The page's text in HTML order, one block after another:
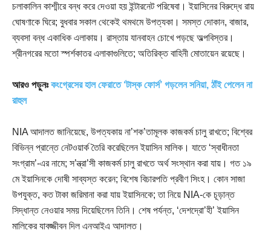
চলাকালিন কাশ্মীরে বন্ধ করে দেওয়া হয় ইন্টারনেট পরিষেবা। ইয়াসিনের বিরুদ্ধে রায়
ঘোষণাকে ঘিরে; বুধবার সকাল থেকেই থমথমে উপত্যকা। সমস্ত দোকান, বাজার,
ব্যবসা বন্ধ একাধিক এলাকায়। রাস্তায় যানবাহন চোখে পড়ছে অল্পবিস্তর।
শ্রীনগরের মতো স্পর্শকাতর এলাকাগুলিতে; অতিরিক্ত বাহিনী মোতায়েন রয়েছে।
আরও পড়ুনঃ কংগ্রেসের হাল ফেরাতে ‘টাস্ক ফোর্স’ গড়লেন সনিয়া, ঠাঁই পেলেন না
রাহুল
NIA আদালত জানিয়েছে, উপত্যকায় না’শক’তামূলক কাজকর্ম চালু রাখতে; বিশ্বের
বিভিন্ন প্রান্তে নেটওয়ার্ক তৈরি করেছিলেন ইয়াসিন মালিক। যাতে ‘স্বাধীনতা
সংগ্রাম’-এর নামে; স’ন্ত্রা’সী কাজকর্ম চালু রাখতে অর্থ সংস্থান করা যায়। গত ১৯
মে ইয়াসিনকে দোষী সাব্যস্ত করেন; বিশেষ বিচারপতি প্রবীণ সিংহ। কোন সাজা
উপযুক্ত, কত টাকা জরিমানা করা যায় ইয়াসিনকে; তা নিয়ে NIA-কে চূড়ান্ত
সিদ্ধান্ত নেওয়ার সময় দিয়েছিলেন তিনি। শেষ পর্যন্ত, ‘দেশদ্রো’হী’ ইয়াসিন
মালিকের যাবজ্জীবন দিল এনআইএ আদালত।